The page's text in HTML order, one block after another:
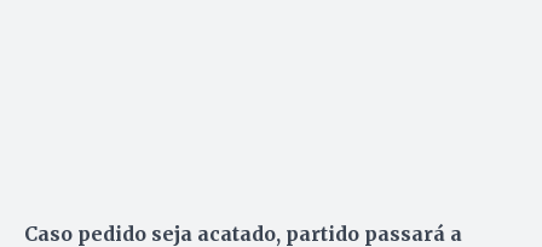
Caso pedido seja acatado, partido passará a